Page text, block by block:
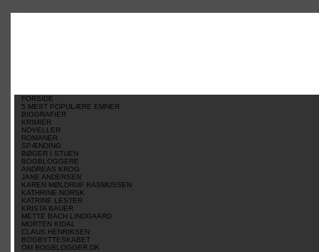
FORSIDE
5 MEST POPULÆRE EMNER
BIOGRAFIER
KRIMIER
NOVELLER
ROMANER
SPÆNDING
BØGER I STUEN
BOGBLOGGERE
ANDREAS KROG
JANE ANDERSEN
KAREN MØLDRUP RASMUSSEN
KATHRINE NORSK
KATRINE LESTER
KRISTA BAUER
METTE BACH LINDGAARD
MORTEN KIDAL
CLAUS HENRIKSEN
BOGBYTTESKABET
OM BOGBLOGGER.DK